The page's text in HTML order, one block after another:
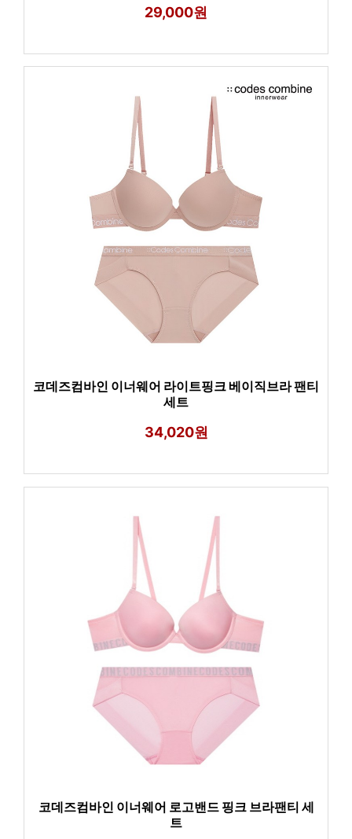
29,000원
코데즈컴바인 이너웨어 라이트핑크 베이직브라 팬티
세트
34,020원
코데즈컴바인 이너웨어 로고밴드 핑크 브라팬티 세
트